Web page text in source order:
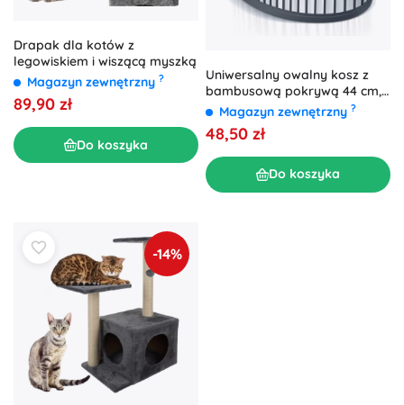
Drapak dla kotów z
legowiskiem i wiszącą myszką
Magazyn zewnętrzny ?
89,90 zł
Do koszyka
Uniwersalny owalny kosz z
bambusową pokrywą 44 cm,
antracyt
Magazyn zewnętrzny ?
48,50 zł
Do koszyka
-14%